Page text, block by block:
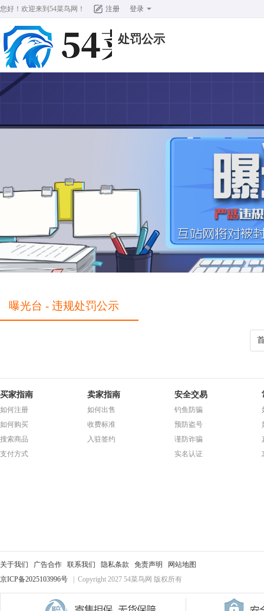
您好！欢迎来到 54菜鸟网 ！ 注册 登录
处罚公示
曝光台 - 违规处罚公示
买家指南
如何注册
如何购买
搜索商品
支付方式
卖家指南
如何出售
收费标准
入驻签约
安全交易
钓鱼防骗
预防盗号
谨防诈骗
实名认证
关于我们 广告合作 联系我们 隐私条款 免责声明
网站地图
京ICP备2025103996号
| Copyright 2027 54菜鸟网 版权所有